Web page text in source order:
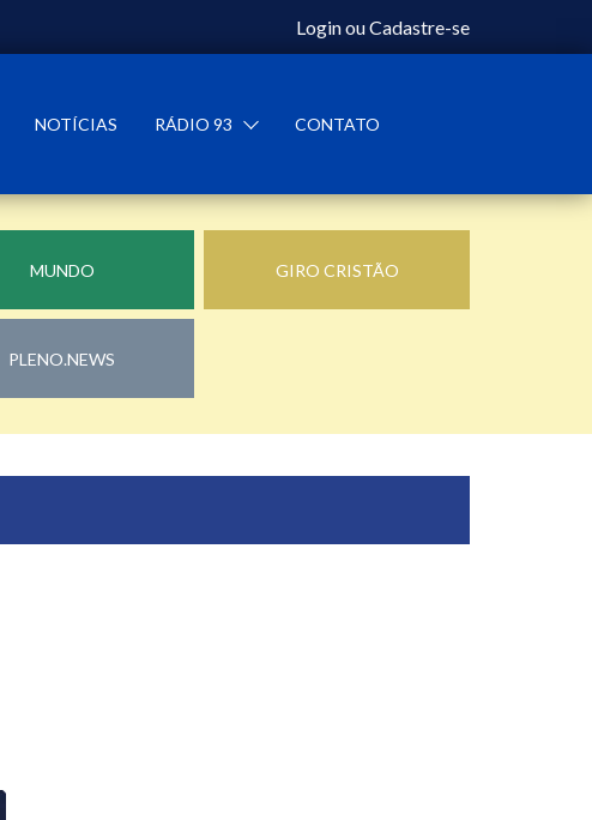
LoginouCadastre-se
NOTÍCIAS RÁDIO 93 CONTATO
MUNDO GIRO CRISTÃO
PLENO.NEWS